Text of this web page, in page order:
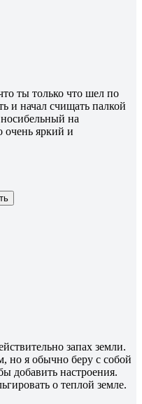
ты только что шел по
и начал счищать палкой
на
очень яркий и
запах земли.
но я обычно беру с собой
добавить настроения.
о теплой земле.